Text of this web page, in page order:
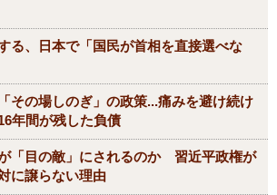
る、日本で「国民が首相を直接選べな
その場しのぎ」の政策...痛みを避け続け
年間が残した負債
「目の敵」にされるのか 習近平政権が
に譲らない理由